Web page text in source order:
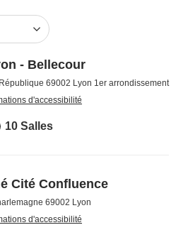
- Bellecour
69002 Lyon 1er arrondissement
d'accessibilité
10 Salles
Cité Confluence
69002 Lyon
d'accessibilité